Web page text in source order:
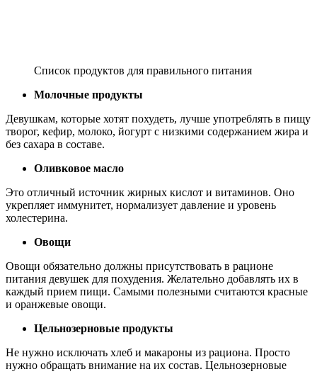
Список продуктов для правильного питания
Молочные продукты
Девушкам, которые хотят похудеть, лучше употреблять в пищу
творог, кефир, молоко, йогурт с низкими содержанием жира и
без сахара в составе.
Оливковое масло
Это отличный источник жирных кислот и витаминов. Оно
укрепляет иммунитет, нормализует давление и уровень
холестерина.
Овощи
Овощи обязательно должны присутствовать в рационе
питания девушек для похудения. Желательно добавлять их в
каждый прием пищи. Самыми полезными считаются красные
и оранжевые овощи.
Цельнозерновые продукты
Не нужно исключать хлеб и макароны из рациона. Просто
нужно обращать внимание на их состав. Цельнозерновые